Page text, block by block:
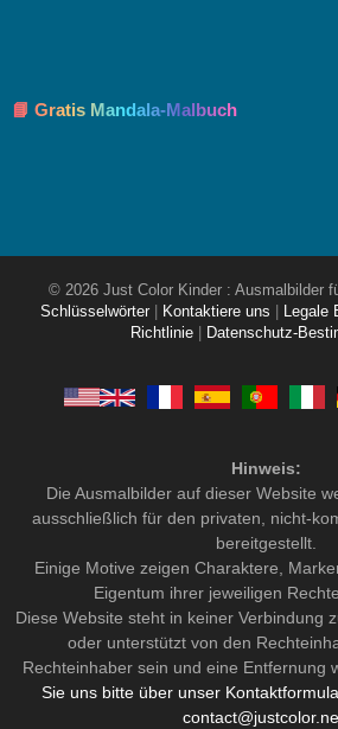
📘 Gratis Mandala-Malbuch
© 2026 Just Color Kinder : Ausmalbilder
Schlüsselwörter
Kontaktiere uns Legale
Richtlinie
Datenschutz-
Hinweis:
Die Ausmalbilder auf dieser Website
ausschließlich für den privaten, nicht-
bereitgestellt.
Einige Motive zeigen Charaktere,
Eigentum ihrer jeweiligen
Diese Website steht in keiner Verbindung
oder unterstützt von den
Rechteinhaber sein und eine Entfernung
Sie uns bitte über unser